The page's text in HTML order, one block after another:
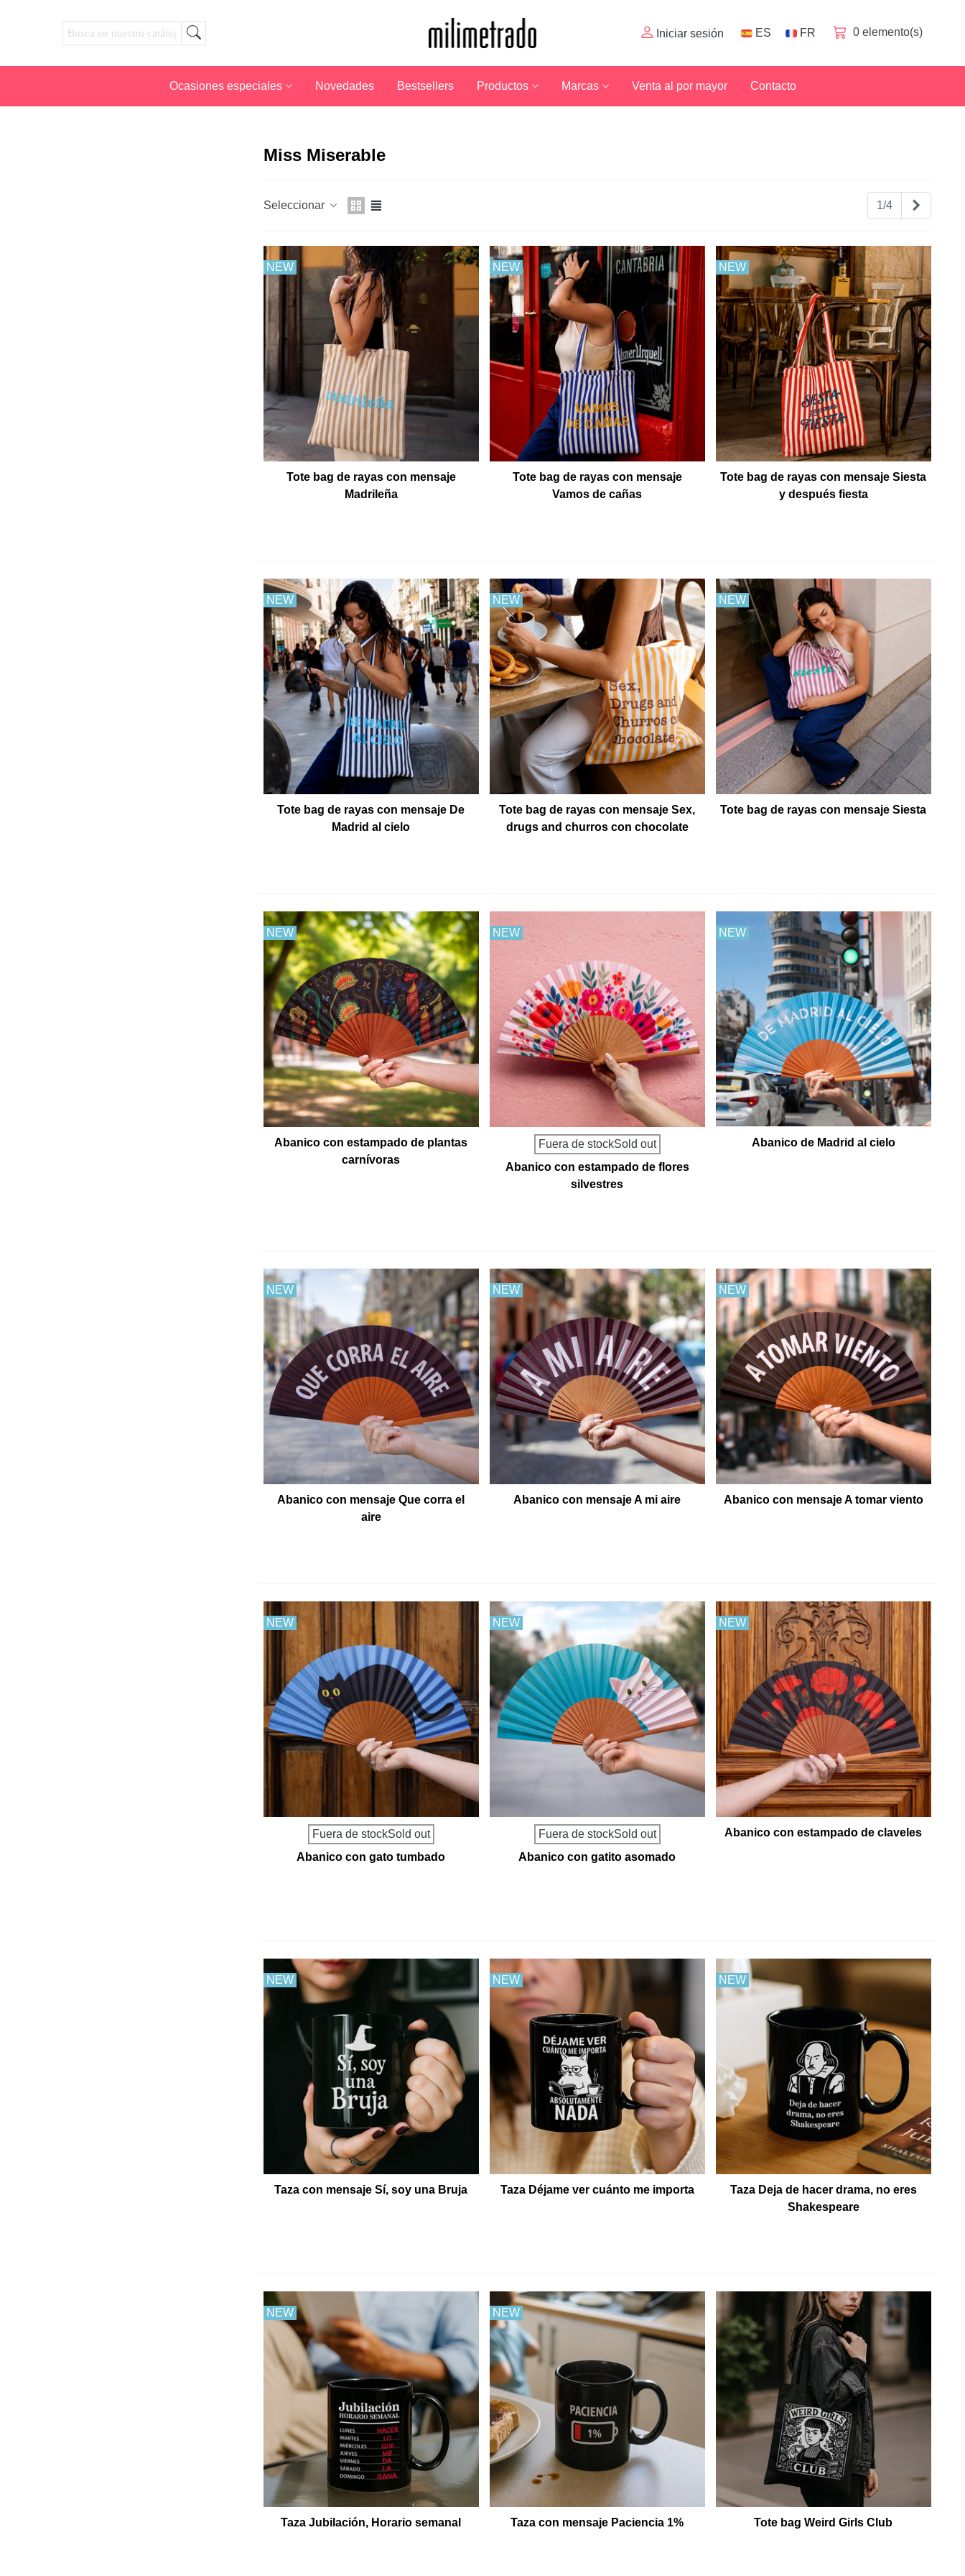
Iniciar sesión ES FR 0 elemento(s)
Ocasiones especiales Novedades Bestsellers Productos Marcas Venta al por mayor Contacto
Miss Miserable
Seleccionar 1/4
NEW
Tote bag de rayas con mensaje
Madrileña
NEW
Tote bag de rayas con mensaje
Vamos de cañas
NEW
Tote bag de rayas con mensaje Siesta
y después fiesta
NEW
Tote bag de rayas con mensaje De
Madrid al cielo
NEW
Tote bag de rayas con mensaje Sex,
drugs and churros con chocolate
NEW
Tote bag de rayas con mensaje Siesta
NEW
Abanico con estampado de plantas
carnívoras
NEW
Fuera de stockSold out
Abanico con estampado de flores
silvestres
NEW
Abanico de Madrid al cielo
NEW
Abanico con mensaje Que corra el
aire
NEW
Abanico con mensaje A mi aire
NEW
Abanico con mensaje A tomar viento
NEW
Fuera de stockSold out
Abanico con gato tumbado
NEW
Fuera de stockSold out
Abanico con gatito asomado
NEW
Abanico con estampado de claveles
NEW
Taza con mensaje Sí, soy una Bruja
NEW
Taza Déjame ver cuánto me importa
NEW
Taza Deja de hacer drama, no eres
Shakespeare
NEW
Taza Jubilación, Horario semanal
NEW
Taza con mensaje Paciencia 1% Tote bag Weird Girls Club